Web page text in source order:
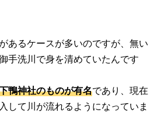
あるケースが多いのですが、無い
手洗川で身を清めていたんです
鴨神社のものが有名であり、現在
して川が流れるようになっていま